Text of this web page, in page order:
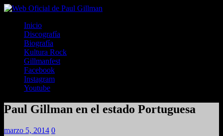
Inicio
Discografía
Biografía
Kultura Rock
Gillmanfest
Facebook
Instagram
Youtube
Paul Gillman en el estado Portuguesa
marzo 5, 2014 0